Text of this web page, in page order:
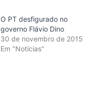
O PT desfigurado no
governo Flávio Dino
30 de novembro de 2015
Em "Notícias"